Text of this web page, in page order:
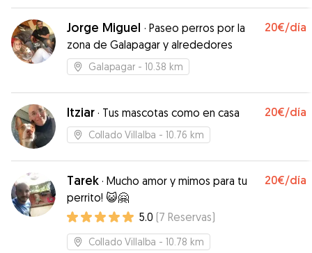
los mejores cuidadores para nuestra perra.
Repetiremos cone ellos dudarlo.
Jorge Miguel · Paseo perros por la
zona de Galapagar y alrededores
20€/día
Galapagar - 10.38 km
Itziar · Tus mascotas como en casa 20€/día
Collado Villalba - 10.76 km
Tarek · Mucho amor y mimos para tu
perrito! 😺🤗
20€/día
5.0 (7 Reservas)
Collado Villalba - 10.78 km